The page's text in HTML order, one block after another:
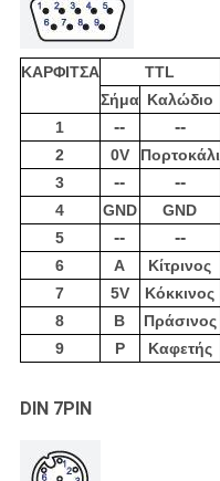
ΚΑΡΦΙΤΣΑ TTL
Σήμα Καλώδιο
1
-- --
2
0V Πορτοκάλι
3
-- --
4
GND GND
5
-- --
6
Α Κίτρινος
7
5V Κόκκινος
8
Β Πράσινος
9
Ρ Καφετής
DIN 7PIN